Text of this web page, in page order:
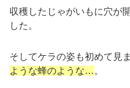
収穫したじゃがいもに穴が
した。
そしてケラの姿も初めて見ま
ような蜂のような… 。